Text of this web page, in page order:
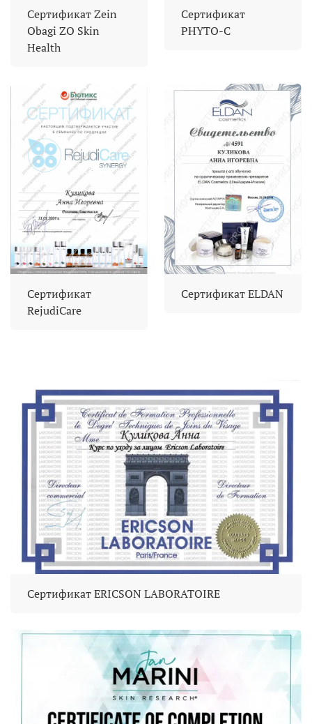
Сертификат Zein
Obagi ZO Skin
Health
Сертификат
PHYTO-C
Сертификат
RejudiCare
Сертификат ELDAN
Сертификат ERICSON LABORATOIRE